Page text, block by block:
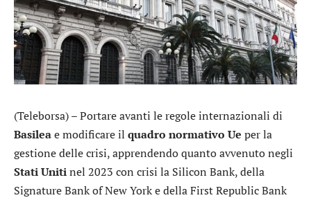
(Teleborsa) – Portare avanti le regole internazionali di
Basileae modificare il quadro normativo Ue per la
gestione delle crisi, apprendendo quanto avvenuto negli
StatiUnitinel 2023 con crisi la Silicon Bank, della
Signature Bank of New York e della First Republic Bank